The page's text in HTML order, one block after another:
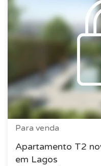
Para venda
Apartamento T2
em Lagos